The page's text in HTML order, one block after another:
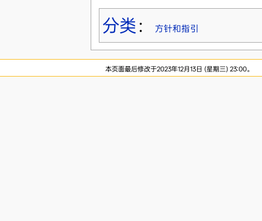
分类 ： 方针和指引
本页面最后修改于2023年12月13日 (星期三) 23:00。